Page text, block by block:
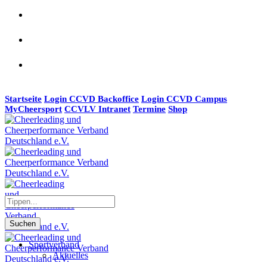
Startseite Login CCVD Backoffice Login CCVD Campus
MyCheersport CCVLV Intranet Termine Shop
Suchen
Sportverband
Aktuelles